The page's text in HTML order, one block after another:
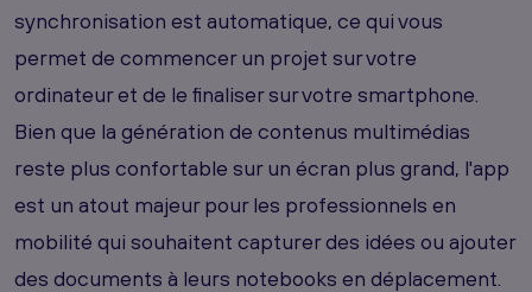
synchronisation est automatique, ce qui vous
permet de commencer un projet sur votre
ordinateur et de le finaliser sur votre smartphone.
Bien que la génération de contenus multimédias
reste plus confortable sur un écran plus grand, l'app
est un atout majeur pour les professionnels en
mobilité qui souhaitent capturer des idées ou ajouter
des documents à leurs notebooks en déplacement.